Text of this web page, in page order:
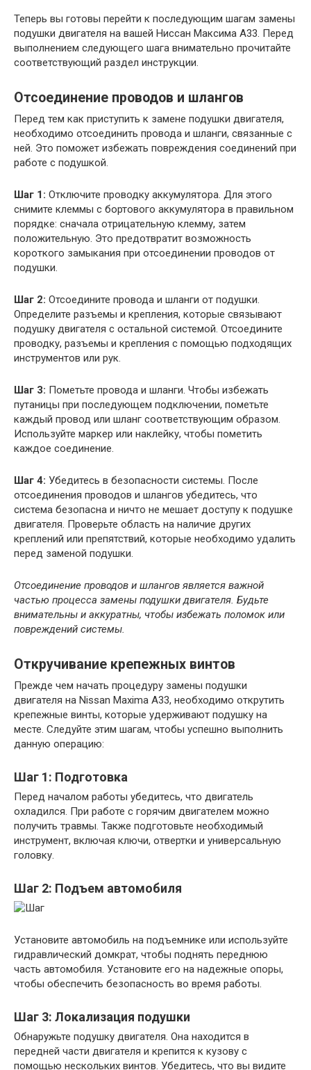
Теперь вы готовы перейти к последующим шагам замены
подушки двигателя на вашей Ниссан Максима А33. Перед
выполнением следующего шага внимательно прочитайте
соответствующий раздел инструкции.
Отсоединение проводов и шлангов
Перед тем как приступить к замене подушки двигателя,
необходимо отсоединить провода и шланги, связанные с
ней. Это поможет избежать повреждения соединений при
работе с подушкой.
Шаг 1: Отключите проводку аккумулятора. Для этого
снимите клеммы с бортового аккумулятора в правильном
порядке: сначала отрицательную клемму, затем
положительную. Это предотвратит возможность
короткого замыкания при отсоединении проводов от
подушки.
Шаг 2: Отсоедините провода и шланги от подушки.
Определите разъемы и крепления, которые связывают
подушку двигателя с остальной системой. Отсоедините
проводку, разъемы и крепления с помощью подходящих
инструментов или рук.
Шаг 3: Пометьте провода и шланги. Чтобы избежать
путаницы при последующем подключении, пометьте
каждый провод или шланг соответствующим образом.
Используйте маркер или наклейку, чтобы пометить
каждое соединение.
Шаг 4: Убедитесь в безопасности системы. После
отсоединения проводов и шлангов убедитесь, что
система безопасна и ничто не мешает доступу к подушке
двигателя. Проверьте область на наличие других
креплений или препятствий, которые необходимо удалить
перед заменой подушки.
Отсоединение проводов и шлангов является важной
частью процесса замены подушки двигателя. Будьте
внимательны и аккуратны, чтобы избежать поломок или
повреждений системы.
Откручивание крепежных винтов
Прежде чем начать процедуру замены подушки
двигателя на Nissan Maxima A33, необходимо открутить
крепежные винты, которые удерживают подушку на
месте. Следуйте этим шагам, чтобы успешно выполнить
данную операцию:
Шаг 1: Подготовка
Перед началом работы убедитесь, что двигатель
охладился. При работе с горячим двигателем можно
получить травмы. Также подготовьте необходимый
инструмент, включая ключи, отвертки и универсальную
головку.
Шаг 2: Подъем автомобиля
Установите автомобиль на подъемнике или используйте
гидравлический домкрат, чтобы поднять переднюю
часть автомобиля. Установите его на надежные опоры,
чтобы обеспечить безопасность во время работы.
Шаг 3: Локализация подушки
Обнаружьте подушку двигателя. Она находится в
передней части двигателя и крепится к кузову с
помощью нескольких винтов. Убедитесь, что вы видите